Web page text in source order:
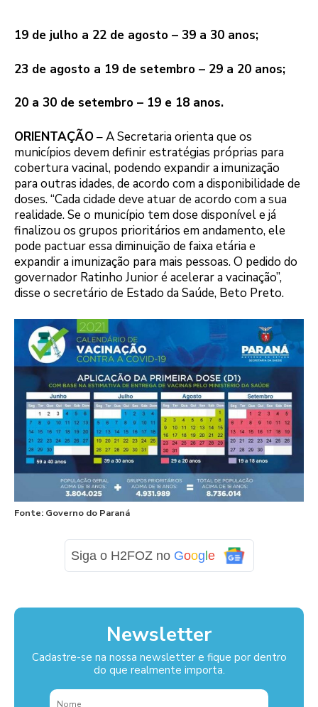
19 de julho a 22 de agosto – 39 a 30 anos;
23 de agosto a 19 de setembro – 29 a 20 anos;
20 a 30 de setembro – 19 e 18 anos.
ORIENTAÇÃO– A Secretaria orienta que os
municípios devem definir estratégias próprias para
cobertura vacinal, podendo expandir a imunização
para outras idades, de acordo com a disponibilidade de
doses. “Cada cidade deve atuar de acordo com a sua
realidade. Se o município tem dose disponível e já
finalizou os grupos prioritários em andamento, ele
pode pactuar essa diminuição de faixa etária e
expandir a imunização para mais pessoas. O pedido do
governador Ratinho Junior é acelerar a vacinação”,
disse o secretário de Estado da Saúde, Beto Preto.
Fonte: Governo do Paraná
Siga o H2FOZ no Google
Newsletter
Cadastre-se na nossa newsletter e fique por dentro
do que realmente importa.